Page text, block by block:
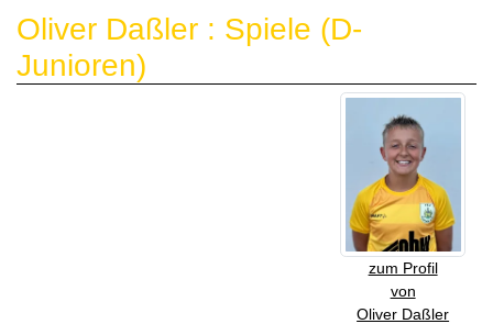
Oliver Daßler : Spiele (D-
Junioren)
zum Profil
von
Oliver Daßler